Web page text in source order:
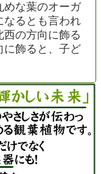
めな葉のオーガ
なるとも言われ
の方向に飾る
に飾ると、子ど